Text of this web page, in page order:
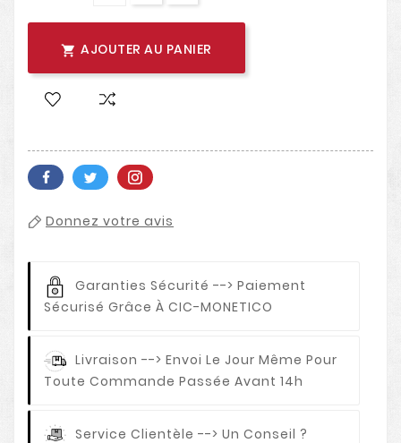
 AJOUTER AU PANIER
Donnez votre avis
Garanties Sécurité --> Paiement
Sécurisé Grâce À CIC-MONETICO
Livraison --> Envoi Le Jour Même Pour
Toute Commande Passée Avant 14h
Service Clientèle --> Un Conseil ?